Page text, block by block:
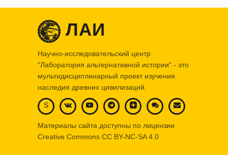
ЛАИ
Научно-исследовательский центр
"Лаборатория альтернативной истории" - это
мультидисциплинарный проект изучения
наследия древних цивилизаций.
S
Материалы сайта доступны по лицензии
Creative Commons CC BY-NC-SA 4.0